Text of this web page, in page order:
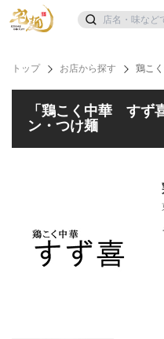
トップ お店から探す 鶏こ
「鶏こく中華 すず
ン・つけ麺